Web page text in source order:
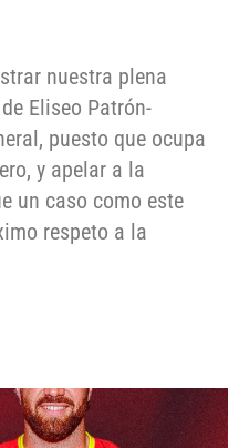
nuestra plena
Eliseo Patrón-
puesto que ocupa
y apelar a la
un caso como este
respeto a la